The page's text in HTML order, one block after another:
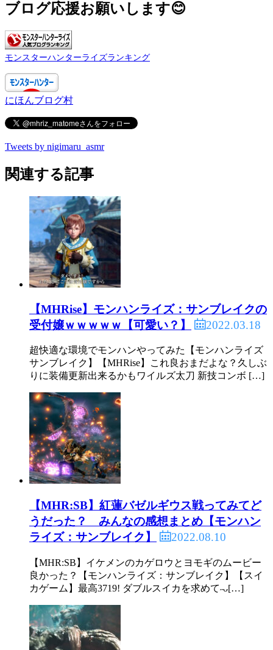
ブログ応援お願いします😊
モンスターハンターライズランキング
にほんブログ村
Tweets by nigimaru_asmr
関連する記事
【MHRise】モンハンライズ：サンブレイクの
受付嬢ｗｗｗｗｗ【可愛い？】
2022.03.18
超快適な環境でモンハンやってみた【モンハンライズ
サンブレイク】【MHRise】これ良おまだよな？久しぶ
りに装備更新出来るかもワイルズ太刀 新技コンボ […]
【MHR:SB】紅蓮バゼルギウス戦ってみてど
うだった？ みんなの感想まとめ【モンハン
ライズ：サンブレイク】
2022.08.10
【MHR:SB】イケメンのカゲロウとヨモギのムービー
良かった？【モンハンライズ：サンブレイク】【スイ
カゲーム】最高3719! ダブルスイカを求めて˶ᴗ[…]